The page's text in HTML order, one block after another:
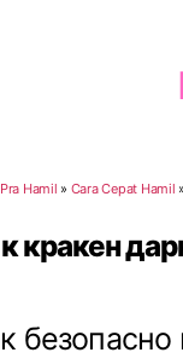
Pra Hamil » Cara Cepat Hamil »
кракен